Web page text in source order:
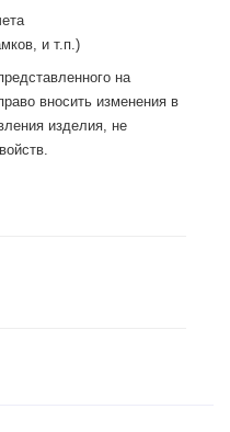
и т.п.)
на
вносить изменения в
изделия, не